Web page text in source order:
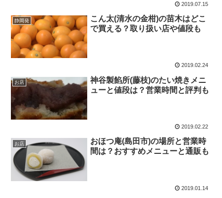
2019.07.15
静岡発
こん太(清水の金柑)の苗木はどこ
で買える？取り扱い店や値段も
2019.02.24
お店
神谷製餡所(藤枝)のたい焼きメニ
ューと値段は？営業時間と評判も
2019.02.22
お店
おほつ庵(島田市)の場所と営業時
間は？おすすめメニューと通販も
2019.01.14